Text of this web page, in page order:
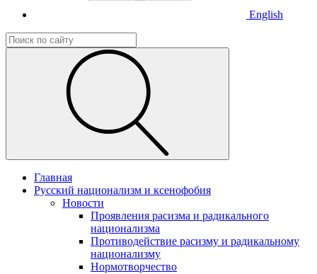
English
Главная
Русский национализм и ксенофобия
Новости
Проявления расизма и радикального
национализма
Противодействие расизму и радикальному
национализму
Нормотворчество